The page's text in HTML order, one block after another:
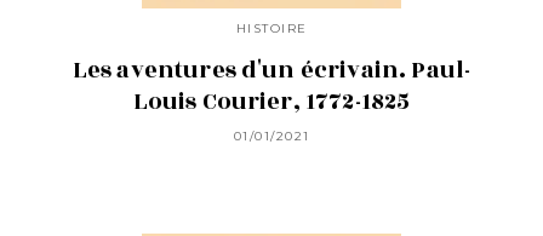
HISTOIRE
Les aventures d'un écrivain. Paul-
Louis Courier, 1772-1825
01/01/2021